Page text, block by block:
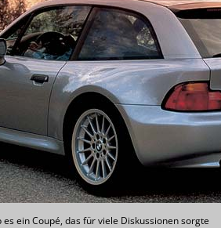
es ein Coupé, das für viele Diskussionen sorgte